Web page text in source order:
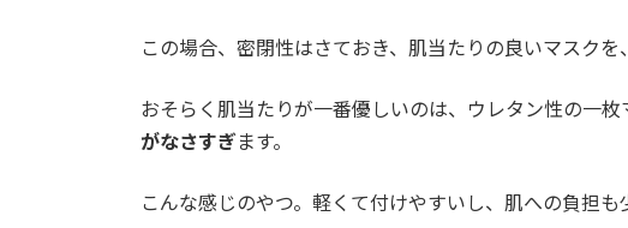
この場合、密閉性はさておき、肌当たりの良いマスクを
おそらく肌当たりが一番優しいのは、ウレタン性の一
がなさすぎます。
こんな感じのやつ。軽くて付けやすいし、肌への負担も